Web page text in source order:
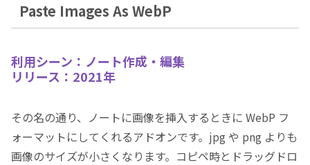
Paste Images As WebP
利用シーン：ノート作成・編集
リリース：2021年
その名の通り、ノートに画像を挿入するときに WebP フ
ォーマットにしてくれるアドオンです。jpg や png よりも
画像のサイズが小さくなります。コピペ時とドラッグドロ